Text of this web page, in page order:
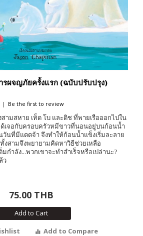
รผจญภัยครั้งแรก (ฉบับปรับปรุง)
| Be the first to review
ามสหาย เท็ด โบ และดิช ที่พายเรือออกไปใน
ด้เจอกับครอบครัวหมีขาวที่นอนอยู่บนก้อนน้ำ
วันที่มีแดดจ้า จึงทำให้ก้อนน้ำแข็งเริ่มละลาย
งสามจึงพยายามคิดหาวิธีช่วยเหลือ
กำลัง...พวกเขาจะทำสำเร็จหรือเปล่านะ?
ว
75.00 THB
Add to Cart
Add to Compare